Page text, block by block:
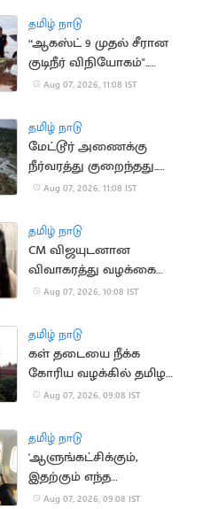
செல்ல தடை
தமிழ் நாடு
“ஆகஸ்ட் 9 முதல் சீரான
குடிநீர் விநியோகம்"..
தூத்துக்குடி மேயர் உறுதி
Aug 07, 2026, 11:08 IST
தமிழ் நாடு
மேட்டூர் அணைக்கு
நீர்வரத்து குறைந்தது..
13,674 கன அடியாக சரிவு
Aug 07, 2026, 11:08 IST
தமிழ் நாடு
CM விஜயுடனான
விவாகரத்து வழக்கை
வாபஸ் வாங்கினார்
Aug 07, 2026, 10:08 IST
தமிழ் நாடு
கள் தடையை நீக்க
கோரிய வழக்கில் தமிழக
அரசு பதிலளிக்க
Aug 07, 2026, 09:08 IST
தமிழ் நாடு
'ஆளுங்கட்சிக்கும்,
இதற்கும் எந்த
சம்பந்தமும் இல்லை' -
Aug 07, 2026, 09:08 IST